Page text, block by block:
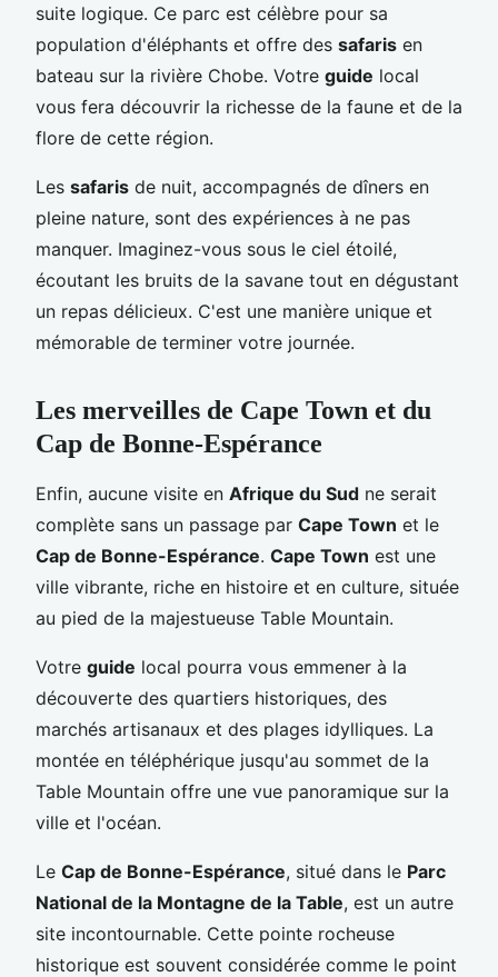
suite logique. Ce parc est célèbre pour sa
population d'éléphants et offre des safaris en
bateau sur la rivière Chobe. Votre guide local
vous fera découvrir la richesse de la faune et de la
flore de cette région.
Les safaris de nuit, accompagnés de dîners en
pleine nature, sont des expériences à ne pas
manquer. Imaginez-vous sous le ciel étoilé,
écoutant les bruits de la savane tout en dégustant
un repas délicieux. C'est une manière unique et
mémorable de terminer votre journée.
Les merveilles de Cape Town et du
Cap de Bonne-Espérance
Enfin, aucune visite en Afrique du Sud ne serait
complète sans un passage par Cape Town et le
Cap de Bonne-Espérance. Cape Town est une
ville vibrante, riche en histoire et en culture, située
au pied de la majestueuse Table Mountain.
Votre guide local pourra vous emmener à la
découverte des quartiers historiques, des
marchés artisanaux et des plages idylliques. La
montée en téléphérique jusqu'au sommet de la
Table Mountain offre une vue panoramique sur la
ville et l'océan.
Le Cap de Bonne-Espérance, situé dans le Parc
National de la Montagne de la Table, est un autre
site incontournable. Cette pointe rocheuse
historique est souvent considérée comme le point